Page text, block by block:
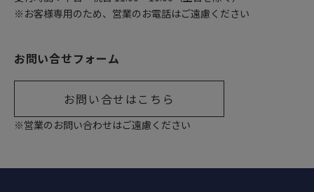
※お客様専用のため、営業のお電話はご遠慮ください
お問い合せフォーム
お問い合せはこちら
※営業のお問い合わせはご遠慮ください